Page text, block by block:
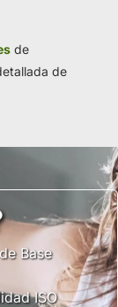
de
de
Base
ISO